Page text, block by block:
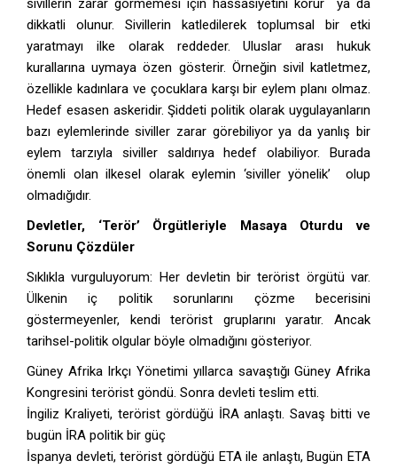
sivillerin zarar görmemesi için hassasiyetini korur ya da
dikkatli olunur. Sivillerin katledilerek toplumsal bir etki
yaratmayı ilke olarak reddeder. Uluslar arası hukuk
kurallarına uymaya özen gösterir. Örneğin sivil katletmez,
özellikle kadınlara ve çocuklara karşı bir eylem planı olmaz.
Hedef esasen askeridir. Şiddeti politik olarak uygulayanların
bazı eylemlerinde siviller zarar görebiliyor ya da yanlış bir
eylem tarzıyla siviller saldırıya hedef olabiliyor. Burada
önemli olan ilkesel olarak eylemin ‘siviller yönelik’ olup
olmadığıdır.
Devletler, ‘Terör’ Örgütleriyle Masaya Oturdu ve
Sorunu Çözdüler
Sıklıkla vurguluyorum: Her devletin bir terörist örgütü var.
Ülkenin iç politik sorunlarını çözme becerisini
göstermeyenler, kendi terörist gruplarını yaratır. Ancak
tarihsel-politik olgular böyle olmadığını gösteriyor.
Güney Afrika Irkçı Yönetimi yıllarca savaştığı Güney Afrika
Kongresini terörist göndü. Sonra devleti teslim etti.
İngiliz Kraliyeti, terörist gördüğü İRA anlaştı. Savaş bitti ve
bugün İRA politik bir güç
İspanya devleti, terörist gördüğü ETA ile anlaştı, Bugün ETA